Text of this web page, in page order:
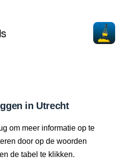
in Utrecht
om meer informatie op te
door op de woorden
de tabel te klikken.